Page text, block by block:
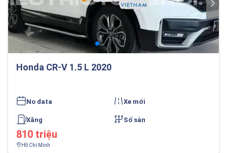
Honda CR-V 1.5 L 2020
No data Xe mới
Xăng Số sàn
810 triệu
Hồ Chí Minh